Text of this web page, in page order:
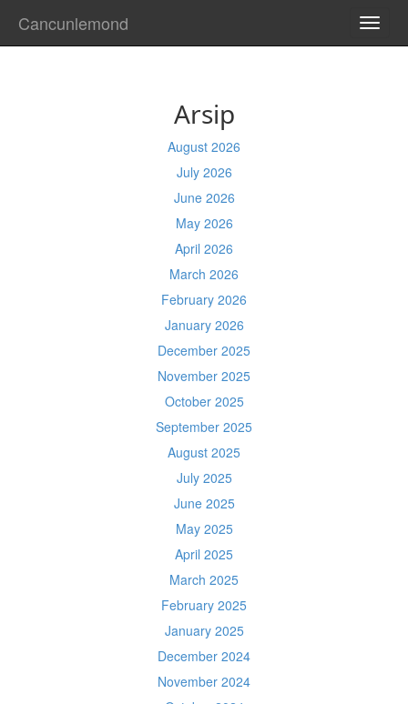
Cancunlemond
Arsip
August 2026
July 2026
June 2026
May 2026
April 2026
March 2026
February 2026
January 2026
December 2025
November 2025
October 2025
September 2025
August 2025
July 2025
June 2025
May 2025
April 2025
March 2025
February 2025
January 2025
December 2024
November 2024